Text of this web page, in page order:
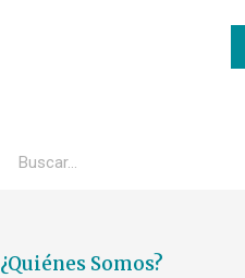
¿Quiénes Somos?